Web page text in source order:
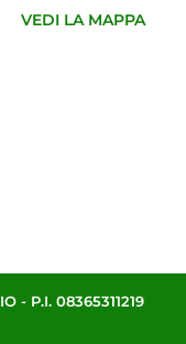
VEDI LA MAPPA
- P.I. 08365311219